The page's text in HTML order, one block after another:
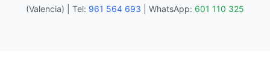
(Valencia) |
Tel: 961 564 693 WhatsApp: 601 110 325